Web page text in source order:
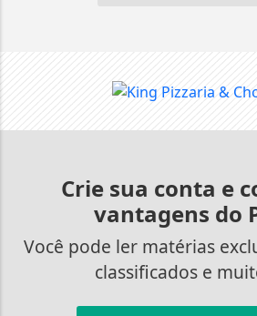
Crie sua conta e
vantagens do
Você pode ler matérias
classificados e